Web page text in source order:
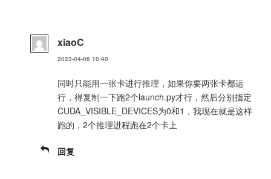
xiaoC
2023-04-06 10:40
同时只能用一张卡进行推理，如果你要两张卡都运
行，得复制一下跑2个launch.py才行，然后分别指定
CUDA_VISIBLE_DEVICES为0和1，我现在就是这样
跑的，2个推理进程跑在2个卡上
回复